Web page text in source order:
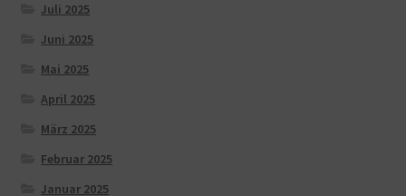
Juli 2025
Juni 2025
Mai 2025
April 2025
März 2025
Februar 2025
Januar 2025